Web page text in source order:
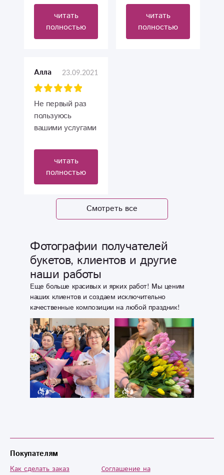
красивый! Всё
очень
понравилось,
быстро
и заказывала
прямо в день
рождения.
Спасибо!
читать
полностью
моей мамы с
днём рождения?
Лично
поздравить не
читать
полностью
Алла 23.09.2021
Не первый раз
пользуюсь
вашими услугами
высоте. Букеты
из свежих и
красивых цветов,
доставка как
всегда во время.
букеты и
демократичные
цены. Качество,
обслуживание,
скорость - все на
5-ку и 5
читать
полностью
Смотреть все
Фотографии получателей
букетов, клиентов и другие
наши работы
Еще больше красивых и ярких работ! Мы ценим
наших клиентов и создаем исключительно
качественные композиции на любой праздник!
Покупателям
Как сделать заказ
Cоглашение на